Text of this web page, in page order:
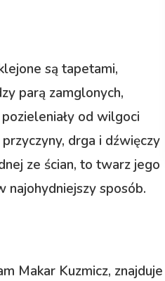
są tapetami,
parą zamglonych,
od wilgoci
drga i dźwięczy
ze ścian, to twarz jego
sposób.
Makar Kuzmicz, znajduje